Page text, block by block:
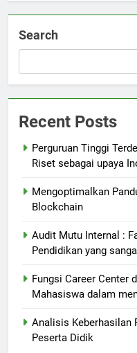
Search
Recent Posts
Perguruan Tinggi
Riset sebagai upaya
Mengoptimalkan
Blockchain
Audit Mutu Internal :
Pendidikan yang
Fungsi Career Center
Mahasiswa dalam
Analisis Keberhasilan
Peserta Didik